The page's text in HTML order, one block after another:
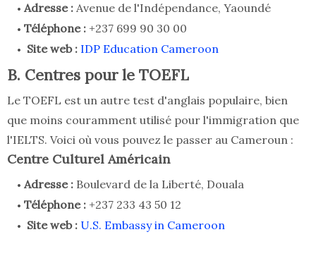
Adresse : Avenue de l'Indépendance, Yaoundé
Téléphone : +237 699 90 30 00
Site web : IDP Education Cameroon
B. Centres pour le TOEFL
Le TOEFL est un autre test d'anglais populaire, bien
que moins couramment utilisé pour l'immigration que
l'IELTS. Voici où vous pouvez le passer au Cameroun :
Centre Culturel Américain
Adresse : Boulevard de la Liberté, Douala
Téléphone : +237 233 43 50 12
Site web : U.S. Embassy in Cameroon